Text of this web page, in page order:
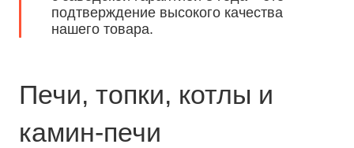
подтверждение высокого качества
нашего товара.
Печи, топки, котлы и
камин-печи